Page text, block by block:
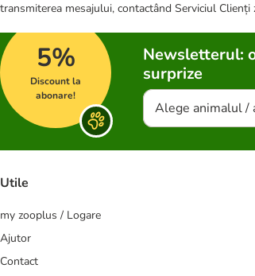
transmiterea mesajului, contactând Serviciul
5%
Discount la
abonare!
Newsletterul:
surprize
Alege animalul /
Utile
my zooplus / Logare
Ajutor
Contact